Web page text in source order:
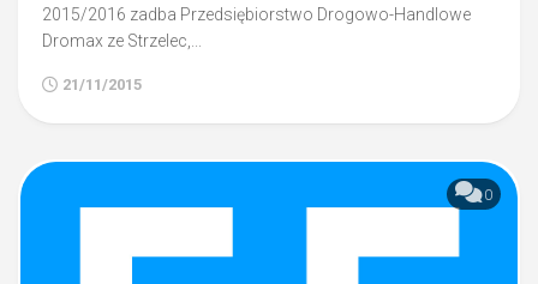
2015/2016 zadba Przedsiębiorstwo Drogowo-Handlowe
Dromax ze Strzelec,...
21/11/2015
0